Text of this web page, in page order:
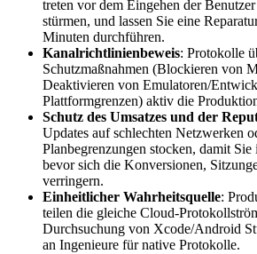
treten vor dem Eingehen der
stürmen, und lassen Sie eine
Minuten durchführen.
Kanalrichtlinienbeweis: Protokolle
Schutzmaßnahmen (Blockieren von
Deaktivieren von Emulatoren/
Plattformgrenzen) aktiv die
Schutz des Umsatzes und der
Updates auf schlechten Netzwerken
Planbegrenzungen stocken, damit
bevor sich die Konversionen,
verringern.
Einheitlicher Wahrheitsquelle:
teilen die gleiche Cloud-
Durchsuchung von Xcode/Android
an Ingenieure für native Protokolle.